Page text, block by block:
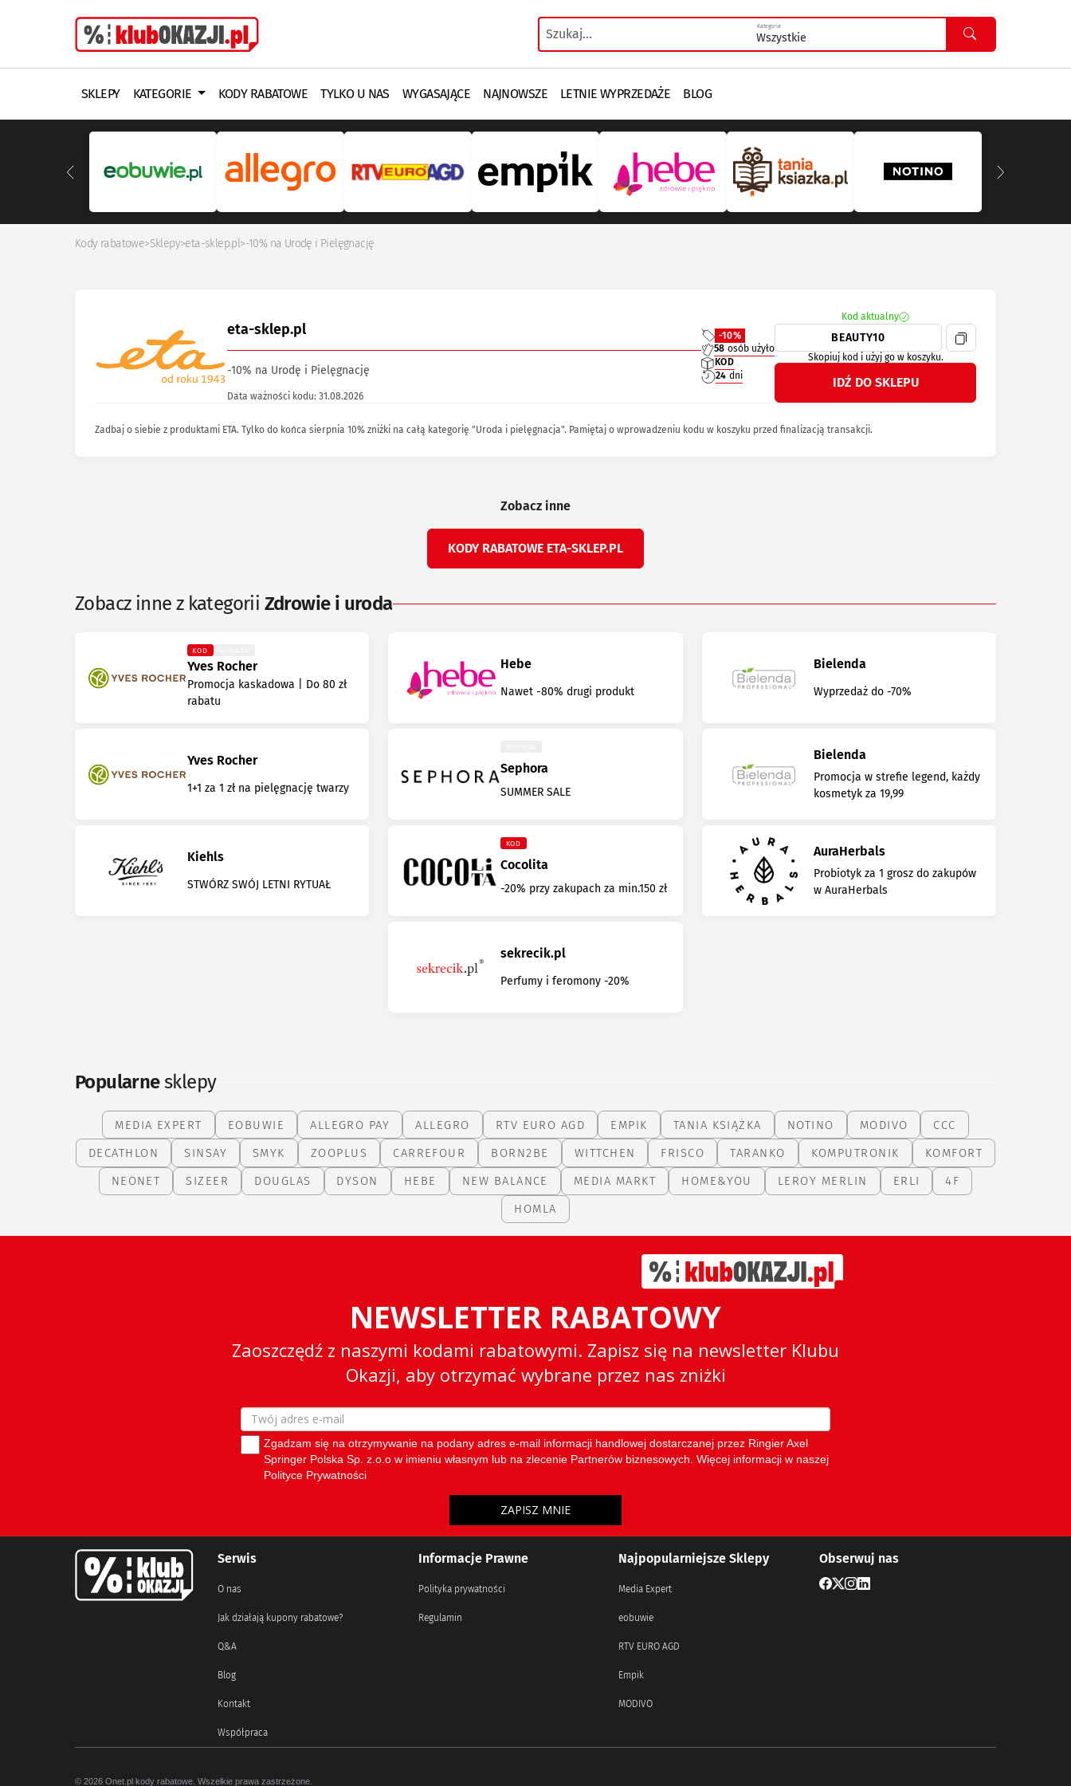
Kategoria
SKLEPY KATEGORIE KODY RABATOWE TYLKO U NAS WYGASAJĄCE NAJNOWSZE LETNIE WYPRZEDAŻE BLOG
Kody rabatowe>Sklepy>eta-sklep.pl>-10% na Urodę i Pielęgnację
eta-sklep.pl
-10% na Urodę i Pielęgnację
Data ważności kodu: 31.08.2026
-10%
58 osób użyło
KOD
24 dni
Kod aktualny
Skopiuj kod i użyj go w koszyku.
IDŹ DO SKLEPU
Zadbaj o siebie z produktami ETA. Tylko do końca sierpnia 10% zniżki na całą kategorię "Uroda i pielęgnacja". Pamiętaj o wprowadzeniu kodu w koszyku przed finalizacją transakcji.
Zobacz inne
KODY RABATOWE ETA-SKLEP.PL
Zobacz inne z kategorii Zdrowie i uroda
KOD
Yves Rocher
Promocja kaskadowa | Do 80 zł
rabatu
Hebe
Nawet -80% drugi produkt
Bielenda
Wyprzedaż do -70%
Yves Rocher
1+1 za 1 zł na pielęgnację twarzy
Sephora
SUMMER SALE
Bielenda
Promocja w strefie legend, każdy
kosmetyk za 19,99
Kiehls
STWÓRZ SWÓJ LETNI RYTUAŁ
KOD
Cocolita
-20% przy zakupach za min.150 zł
AuraHerbals
Probiotyk za 1 grosz do zakupów
w AuraHerbals
sekrecik.pl
Perfumy i feromony -20%
Popularnesklepy
MEDIA EXPERT EOBUWIE ALLEGRO PAY ALLEGRO RTV EURO AGD EMPIK TANIA KSIĄŻKA NOTINO MODIVO
CCC
DECATHLON
SINSAY SMYK ZOOPLUS CARREFOUR BORN2BE WITTCHEN FRISCO TARANKO KOMPUTRONIK
KOMFORT
NEONET
SIZEER DOUGLAS DYSON HEBE NEW BALANCE MEDIA MARKT HOME&YOU LEROY MERLIN ERLI
4F
HOMLA
Serwis
O nas
Jak działają kupony rabatowe?
Q&A
Blog
Kontakt
Współpraca
Informacje Prawne
Polityka prywatności
Regulamin
Najpopularniejsze Sklepy
Media Expert
eobuwie
RTV EURO AGD
Empik
MODIVO
Obserwuj nas
© 2026 Onet.pl kody rabatowe. Wszelkie prawa zastrzeżone.